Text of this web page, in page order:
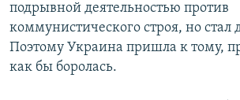
подрывной деятельностью против
коммунистического строя, но стал
Поэтому Украина пришла к тому,
как бы боролась.